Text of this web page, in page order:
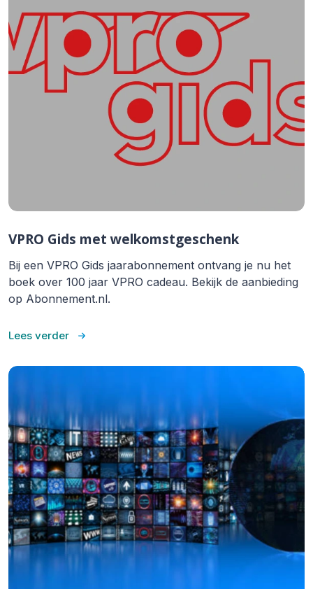
VPRO Gids met welkomstgeschenk
Bij een VPRO Gids jaarabonnement ontvang je nu het
boek over 100 jaar VPRO cadeau. Bekijk de aanbieding
op Abonnement.nl.
Lees verder